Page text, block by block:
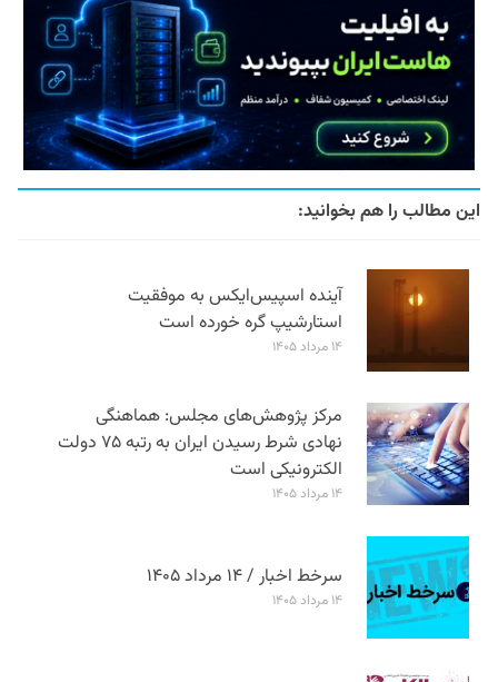
این مطالب را هم بخوانید:
آینده اسپیس‌ایکس به موفقیت
استارشیپ گره خورده است
۱۴ مرداد ۱۴۰۵
مرکز پژوهش‌های مجلس: هماهنگی
نهادی شرط رسیدن ایران به رتبه ۷۵ دولت
الکترونیکی است
۱۴ مرداد ۱۴۰۵
سرخط اخبار / ۱۴ مرداد ۱۴۰۵
۱۴ مرداد ۱۴۰۵